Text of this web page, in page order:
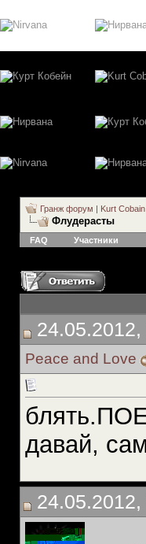
Гранж форум | Kurt
Флудерасты
FAQ Участники
Peace and Love
давай,